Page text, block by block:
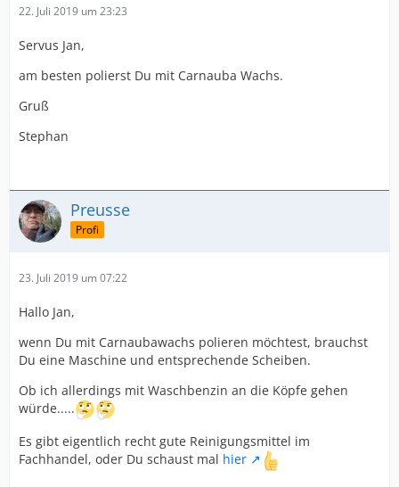
22. Juli 2019 um 23:23
Servus Jan,
am besten polierst Du mit Carnauba Wachs.
Gruß
Stephan
Preusse
Profi
23. Juli 2019 um 07:22
Hallo Jan,
wenn Du mit Carnaubawachs polieren möchtest, brauchst
Du eine Maschine und entsprechende Scheiben.
Ob ich allerdings mit Waschbenzin an die Köpfe gehen
würde.....
Es gibt eigentlich recht gute Reinigungsmittel im
Fachhandel, oder Du schaust mal hier